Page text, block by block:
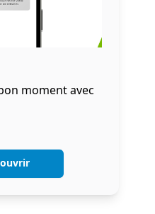
moment avec